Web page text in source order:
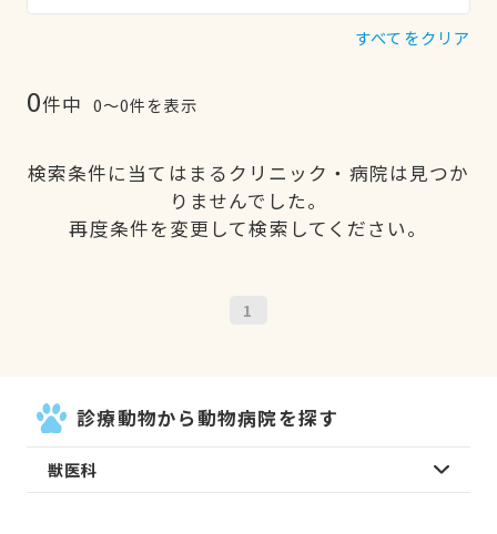
すべてをクリア
0件中 0〜0件を表示
検索条件に当てはまるクリニック・病院は見つか
りませんでした。
再度条件を変更して検索してください。
1
診療動物から動物病院を探す
獣医科